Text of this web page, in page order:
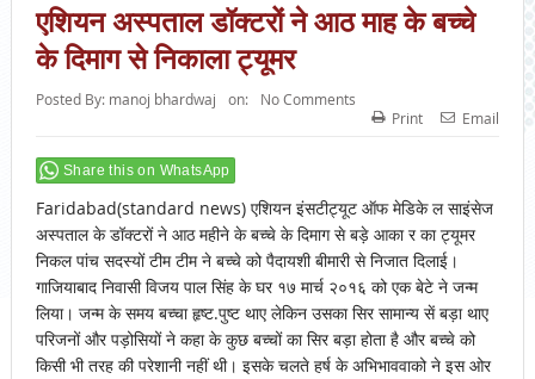
एशियन अस्पताल डॉक्टरों ने आठ माह के बच्चे
के दिमाग से निकाला ट्यूमर
Posted By: manoj bhardwaj on:
No Comments
Print
Email
Share this on WhatsApp
Faridabad(standard news) एशियन इंसटीट्यूट ऑफ मेडिके ल साइंसेज
अस्पताल के डॉक्टरों ने आठ महीने के बच्चे के दिमाग से बड़े आका र का ट्यूमर
निकल पांच सदस्यों टीम टीम ने बच्चे को पैदायशी बीमारी से निजात दिलाई।
गाजियाबाद निवासी विजय पाल सिंह के घर १७ मार्च २०१६ को एक बेटे ने जन्म
लिया। जन्म के समय बच्चा हृष्ट.पुष्ट थाए लेकिन उसका सिर सामान्य सें बड़ा थाए
परिजनों और पड़ोसियों ने कहा के कुछ बच्चों का सिर बड़ा होता है और बच्चे को
किसी भी तरह की परेशानी नहीं थी। इसके चलते हर्ष के अभिभाववाको ने इस ओर